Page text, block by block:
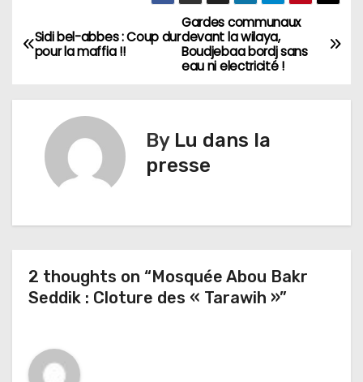
N
a
v
t
o
d
Gardes communaux
devant la wilaya,
Boudjebaa bordj sans
eau ni electricité !
Sidi bel-abbes : Coup dur
pour la maffia !!
By Lu dans la
presse
2 thoughts on “Mosquée Abou Bakr
Seddik : Cloture des « Tarawih »”